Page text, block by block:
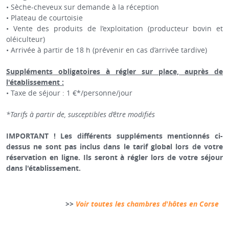
• Sèche-cheveux sur demande à la réception
• Plateau de courtoisie
• Vente des produits de l’exploitation (producteur bovin et
oléiculteur)
• Arrivée à partir de 18 h (prévenir en cas d’arrivée tardive)
Suppléments obligatoires à régler sur place, auprès de
l'établissement :
• Taxe de séjour : 1 €*/personne/jour
*Tarifs à partir de, susceptibles d’être modifiés
IMPORTANT ! Les différents suppléments mentionnés ci-
dessus ne sont pas inclus dans le tarif global lors de votre
réservation en ligne. Ils seront à régler lors de votre séjour
dans l'établissement.
>> Voir toutes les chambres d'hôtes en Corse